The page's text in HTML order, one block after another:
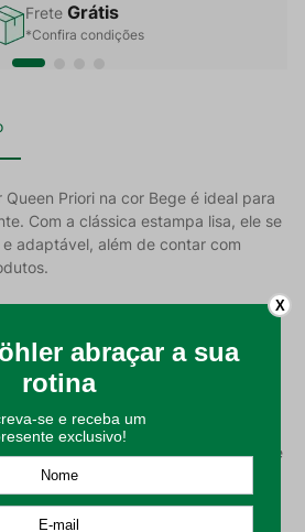
Frete Grátis
*Confira condições
Priori na cor Bege é ideal para
Com a clássica estampa lisa, ele se
adaptável, além de contar com
1 (um) sobre lençol com
com elástico com 158x198x35cm e
.
X